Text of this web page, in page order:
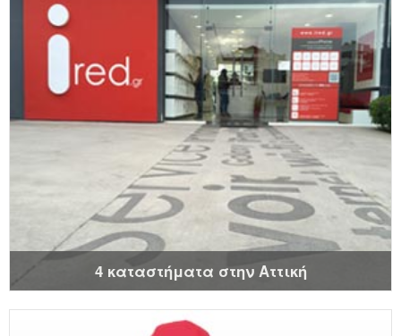
4 καταστήματα στην Αττική